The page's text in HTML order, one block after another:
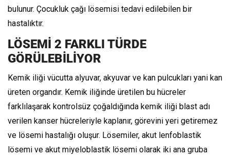
bulunur. Çocukluk çağı lösemisi tedavi edilebilen bir
hastalıktır.
LÖSEMİ 2 FARKLI TÜRDE
GÖRÜLEBİLİYOR
Kemik iliği vücutta alyuvar, akyuvar ve kan pulcukları yani kan
üreten organdır. Kemik iliğinde üretilen bu hücreler
farklılaşarak kontrolsüz çoğaldığında kemik iliği blast adı
verilen kanser hücreleriyle kaplanır, görevini yeri getiremez
ve lösemi hastalığı oluşur. Lösemiler, akut lenfoblastik
lösemi ve akut miyeloblastik lösemi olarak iki ana gruba